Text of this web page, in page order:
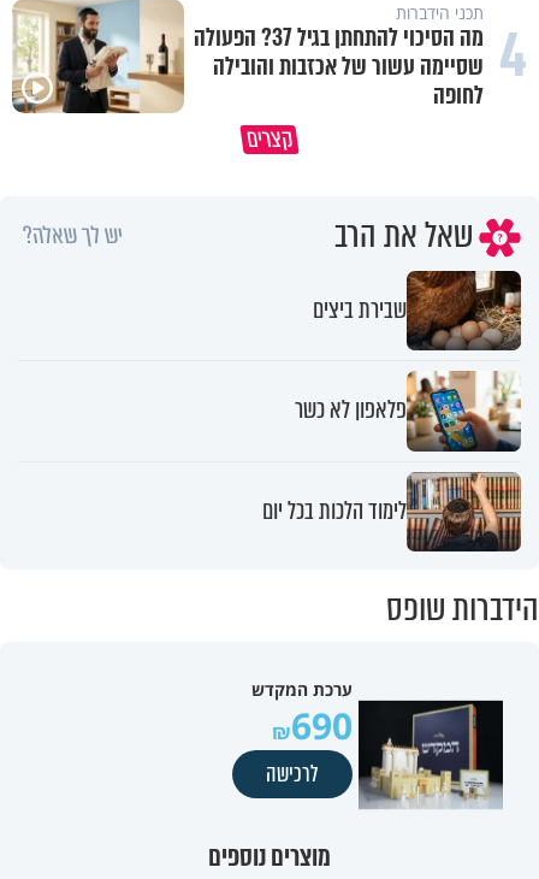
4 תכני הידברות
מה הסיכוי להתחתן בגיל 37? הפעולה
שסיימה עשור של אכזבות והובילה
לחופה
קצרים
מדוע בחר הקב״ה את הקשת כסמל
שאל את הרב יש לך שאלה?
שבירת ביצים
פלאפון לא כשר
לימוד הלכות בכל יום
הידברות שופס
ערכת המקדש
690
לרכישה
מוצרים נוספים